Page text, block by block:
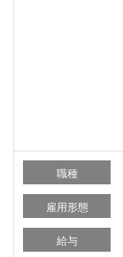
職種
雇用形態
給与